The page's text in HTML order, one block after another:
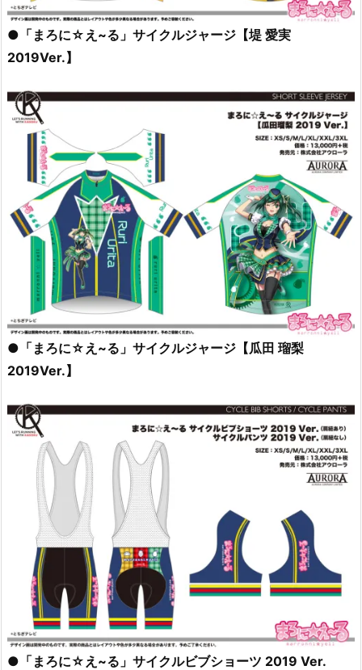
●「まろに☆え~る」サイクルジャージ【堤 愛実
2019Ver.】
●「まろに☆え~る」サイクルジャージ【瓜田 瑠梨
2019Ver.】
●「まろに☆え~る」サイクルビブショーツ 2019 Ver.